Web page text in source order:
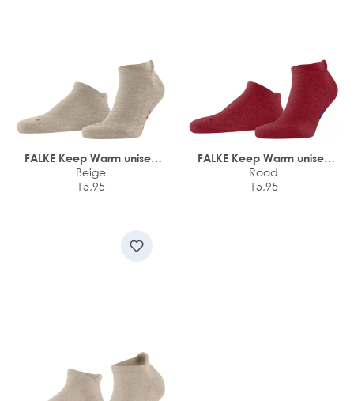
FALKE Keep Warm unisex
sneakersokken
Beige
15,95
FALKE Keep Warm unisex
sneakersokken
Rood
15,95